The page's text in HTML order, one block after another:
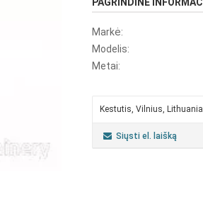
Markė:
Modelis:
Metai:
Kestutis, Vilnius, Lithuania
Siųsti el. laišką